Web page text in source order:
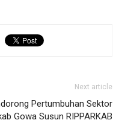
Next article
Pertumbuhan Sektor
Gowa Susun RIPPARKAB